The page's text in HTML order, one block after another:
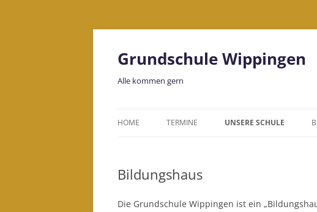
Grundschule Wippingen
Alle kommen gern
HOME TERMINE UNSERE SCHULE
BILDUNGSHAUS
Bildungshaus
Die Grundschule Wippingen ist ein